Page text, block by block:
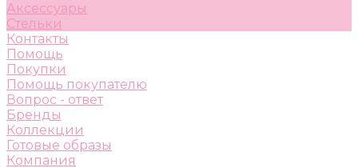
Аксессуары
Стельки
Контакты
Помощь
Покупки
Помощь покупателю
Вопрос - ответ
Бренды
Коллекции
Готовые образы
Компания